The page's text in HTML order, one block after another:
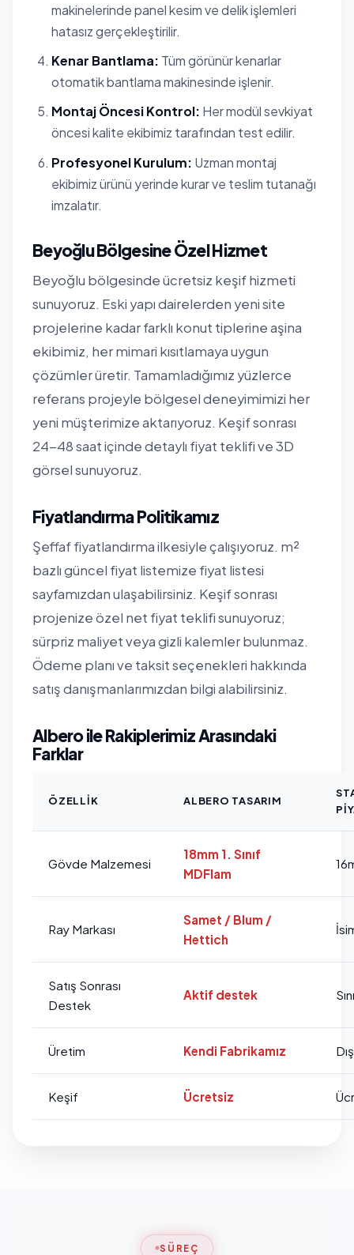
makinelerinde panel kesim ve delik işlemleri
hatasız gerçekleştirilir.
Kenar Bantlama: Tüm görünür kenarlar
otomatik bantlama makinesinde işlenir.
Montaj Öncesi Kontrol: Her modül sevkiyat
öncesi kalite ekibimiz tarafından test edilir.
Profesyonel Kurulum: Uzman montaj
ekibimiz ürünü yerinde kurar ve teslim tutanağı
imzalatır.
Beyoğlu Bölgesine Özel Hizmet
Beyoğlu bölgesinde ücretsiz keşif hizmeti
sunuyoruz. Eski yapı dairelerden yeni site
projelerine kadar farklı konut tiplerine aşina
ekibimiz, her mimari kısıtlamaya uygun
çözümler üretir. Tamamladığımız yüzlerce
referans projeyle bölgesel deneyimimizi her
yeni müşterimize aktarıyoruz. Keşif sonrası
24-48 saat içinde detaylı fiyat teklifi ve 3D
görsel sunuyoruz.
Fiyatlandırma Politikamız
Şeffaf fiyatlandırma ilkesiyle çalışıyoruz. m²
bazlı güncel fiyat listemize fiyat listesi
sayfamızdanulaşabilirsiniz. Keşif sonrası
projenize özel net fiyat teklifi sunuyoruz;
sürpriz maliyet veya gizli kalemler bulunmaz.
Ödeme planı ve taksit seçenekleri hakkında
satış danışmanlarımızdan bilgi alabilirsiniz.
Albero ile Rakiplerimiz Arasındaki
Farklar
ÖZELLIK ALBERO TASARIM
Gövde Malzemesi
18mm 1. Sınıf
MDFlam
Ray Markası
Samet / Blum /
Hettich
Satış Sonrası
Destek
Aktif destek
Üretim Kendi Fabrikamız
Keşif Ücretsiz
SÜREÇ